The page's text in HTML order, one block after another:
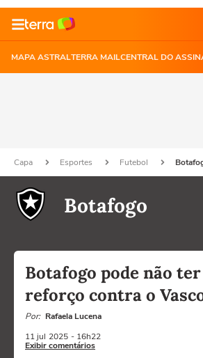
MAPA ASTRALTERRA MAILCENTRAL DO
Capa Esportes Futebol
Botafogo
Botafogo pode não
reforço contra o
Por: Rafaela Lucena
11 jul 2025 - 16h22
Exibir comentários